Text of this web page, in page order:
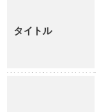
タイトル